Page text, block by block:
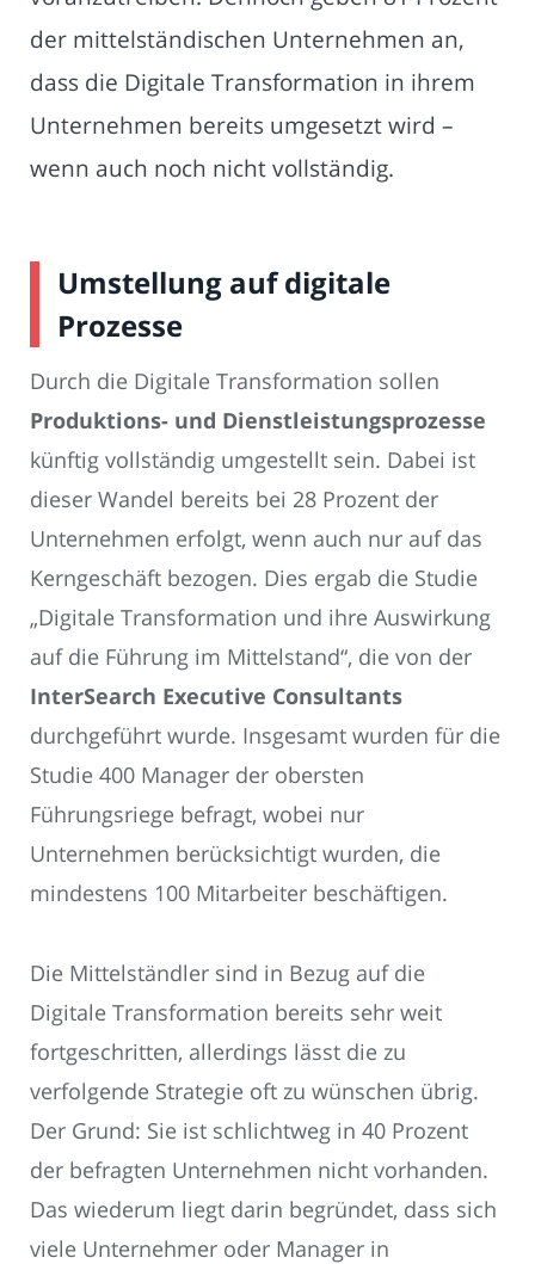
der mittelständischen Unternehmen an,
dass die Digitale Transformation in ihrem
Unternehmen bereits umgesetzt wird –
wenn auch noch nicht vollständig.
Umstellung auf digitale
Prozesse
Durch die Digitale Transformation sollen
Produktions- und Dienstleistungsprozesse
künftig vollständig umgestellt sein. Dabei ist
dieser Wandel bereits bei 28 Prozent der
Unternehmen erfolgt, wenn auch nur auf das
Kerngeschäft bezogen. Dies ergab die Studie
„Digitale Transformation und ihre Auswirkung
auf die Führung im Mittelstand“, die von der
InterSearch Executive Consultants
durchgeführt wurde. Insgesamt wurden für die
Studie 400 Manager der obersten
Führungsriege befragt, wobei nur
Unternehmen berücksichtigt wurden, die
mindestens 100 Mitarbeiter beschäftigen.
Die Mittelständler sind in Bezug auf die
Digitale Transformation bereits sehr weit
fortgeschritten, allerdings lässt die zu
verfolgende Strategie oft zu wünschen übrig.
Der Grund: Sie ist schlichtweg in 40 Prozent
der befragten Unternehmen nicht vorhanden.
Das wiederum liegt darin begründet, dass sich
viele Unternehmer oder Manager in